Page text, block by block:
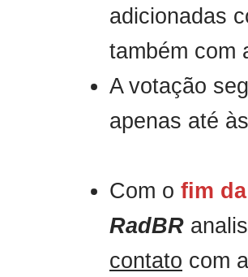
adicionadas
também com
A votação
apenas até
Com o fim
RadBR
contato com